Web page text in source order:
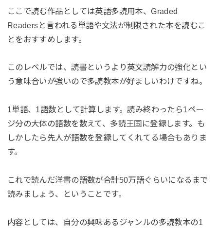
ここで読む作品としては英語多読用本、Graded
Readersと言われる単語や文法が制限された本を読むこ
とをおすすめします。
このレベルでは、読書というより英文読解力の強化とい
う意味合いが強いので多読教本が好ましいわけですね。
1単語、1語数として計算します。読み終わったら1ペー
ジ分の大体の語数を数えて、多読王国に登録します。も
しかしたら先人が語数を登録してくれてる場合もありま
す。
これで読んだ洋書の語数が合計50万語ぐらいになるまで
読みましょう、ということです。
内容としては、自分の興味あるジャンルの多読教本の1